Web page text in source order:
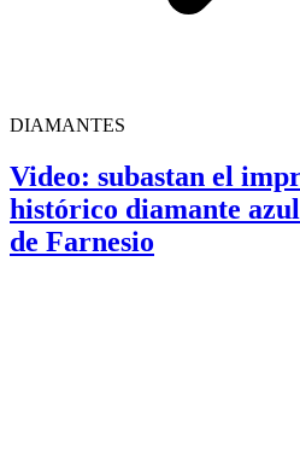
DIAMANTES
Video: subastan el
histórico diamante
de Farnesio